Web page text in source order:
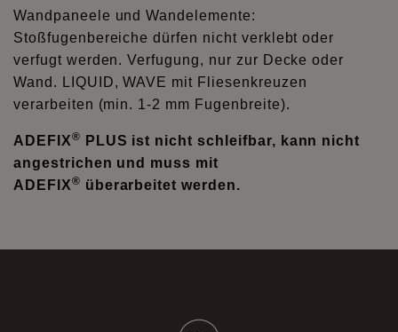
Wandpaneele und Wandelemente:
Stoßfugenbereiche dürfen nicht verklebt oder
verfugt werden. Verfugung, nur zur Decke oder
Wand. LIQUID, WAVE mit Fliesenkreuzen
verarbeiten (min. 1-2 mm Fugenbreite).
ADEFIX®
PLUS ist nicht schleifbar, kann nicht
angestrichen und muss mit
ADEFIX® überarbeitet werden.